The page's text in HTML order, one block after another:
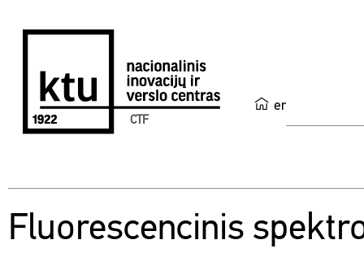
en
CTF
Fluorescencinis